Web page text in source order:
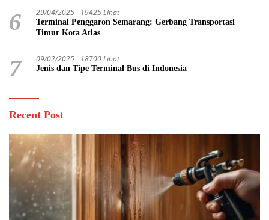
6 29/04/2025 19425 Lihat
Terminal Penggaron Semarang: Gerbang Transportasi
Timur Kota Atlas
7 09/02/2025 18700 Lihat
Jenis dan Tipe Terminal Bus di Indonesia
Recent Post